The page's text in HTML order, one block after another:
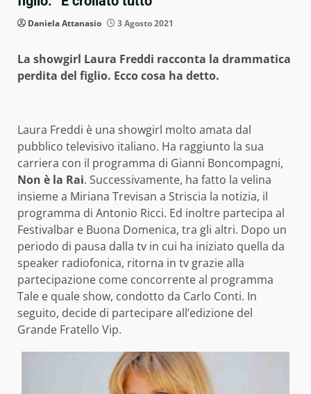
Daniela Attanasio 3 Agosto 2021
La showgirl Laura Freddi racconta la drammatica
perdita del figlio. Ecco cosa ha detto.
Laura Freddi è una showgirl molto amata dal
pubblico televisivo italiano. Ha raggiunto la sua
carriera con il programma di Gianni Boncompagni,
Non è la Rai. Successivamente, ha fatto la velina
insieme a Miriana Trevisan a Striscia la notizia, il
programma di Antonio Ricci. Ed inoltre partecipa al
Festivalbar e Buona Domenica, tra gli altri. Dopo un
periodo di pausa dalla tv in cui ha iniziato quella da
speaker radiofonica, ritorna in tv grazie alla
partecipazione come concorrente al programma
Tale e quale show, condotto da Carlo Conti. In
seguito, decide di partecipare all’edizione del
Grande Fratello Vip.